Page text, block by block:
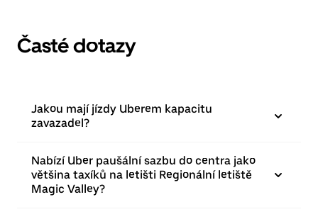
Časté dotazy
Jakou mají jízdy Uberem kapacitu
zavazadel?
Nabízí Uber paušální sazbu do centra jako
většina taxíků na letišti Regionální letiště
Magic Valley?